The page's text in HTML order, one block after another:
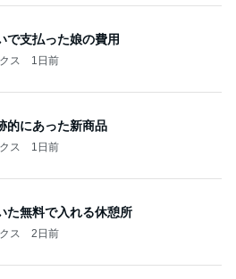
的にあった新商品
ス 1日前
た無料で入れる休憩所
ス 2日前
んで行った一泊旅行
ス 1日前